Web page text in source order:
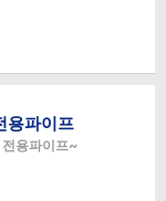
용파이프
용파이프~